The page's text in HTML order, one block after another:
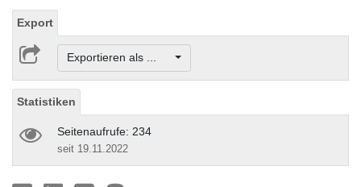
Export
Exportieren als ...
Statistiken
Seitenaufrufe: 234
seit 19.11.2022